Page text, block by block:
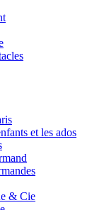
et les ados
& Cie